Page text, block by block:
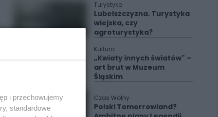
Turystyka
Lubelszczyzna. Turystyka
wiejska, czy
agroturystyka?
Kultura
„Kwiaty innych światów" –
art brut w Muzeum
Śląskim
Czas Wolny
Polski Tomorrowland?
i przechowujemy
standardowe